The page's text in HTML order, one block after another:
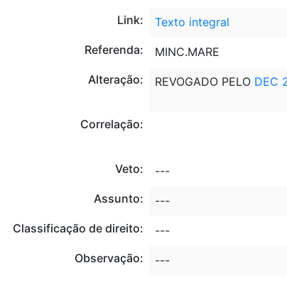
Link:
Texto integral
Referenda:
MINC.MARE
Alteração:
REVOGADO PELODEC
Correlação:
Veto:
---
Assunto:
---
Classificação de direito:
---
Observação:
---